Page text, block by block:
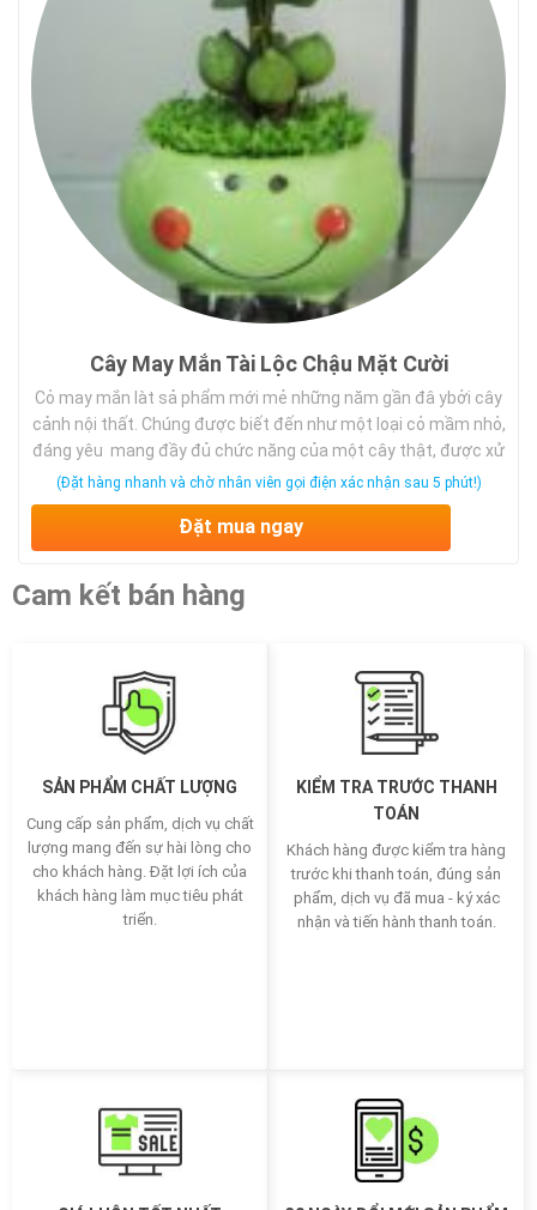
Cây May Mắn Tài Lộc Chậu Mặt Cười
Cỏ may mắn làt sả phẩm mới mẻ những năm gần đâ ybởi cây
cảnh nội thất. Chúng được biết đến như một loại cỏ mầm nhỏ,
đáng yêu mang đầy đủ chức năng của một cây thật, được xử
lý kỹ thuật để không mọc cao, giữ hình dáng cỏ từ 5- 6 tháng,
sau thời gian này, chúng vẫn sống khoẻ cho đến vài tháng sau.
(Đặt hàng nhanh và chờ nhân viên gọi điện xác nhận sau 5 phút!)
Đặt mua ngay
Cam kết bán hàng
SẢN PHẨM CHẤT LƯỢNG
Cung cấp sản phẩm, dịch vụ chất
lượng mang đến sự hài lòng cho
cho khách hàng. Đặt lợi ích của
khách hàng làm mục tiêu phát
triển.
KIỂM TRA TRƯỚC THANH
TOÁN
Khách hàng được kiểm tra hàng
trước khi thanh toán, đúng sản
phẩm, dịch vụ đã mua - ký xác
nhận và tiến hành thanh toán.